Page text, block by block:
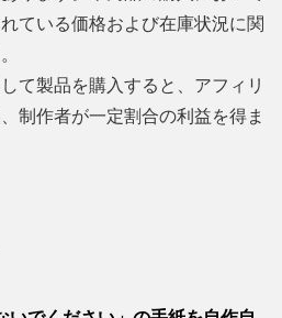
ている価格および在庫状況に関
て製品を購入すると、アフィリ
制作者が一定割合の利益を得ま